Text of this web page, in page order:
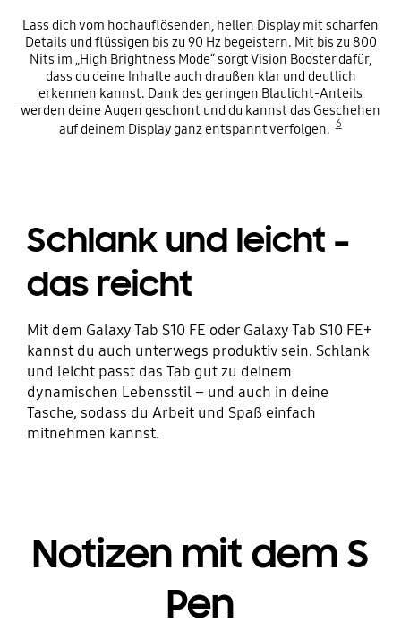
Lass dich vom hochauflösenden, hellen Display mit scharfen
Details und flüssigen bis zu 90 Hz begeistern. Mit bis zu 800
Nits im „High Brightness Mode“ sorgt Vision Booster dafür,
dass du deine Inhalte auch draußen klar und deutlich
erkennen kannst. Dank des geringen Blaulicht-Anteils
werden deine Augen geschont und du kannst das Geschehen
auf deinem Display ganz entspannt verfolgen. 6
Schlank und leicht –
das reicht
Mit dem Galaxy Tab S10 FE oder Galaxy Tab S10 FE+
kannst du auch unterwegs produktiv sein. Schlank
und leicht passt das Tab gut zu deinem
dynamischen Lebensstil – und auch in deine
Tasche, sodass du Arbeit und Spaß einfach
mitnehmen kannst.
Notizen mit dem S
Pen